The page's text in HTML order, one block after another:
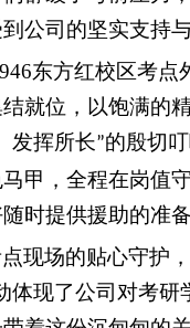
公司的坚实支持与
东方红校区考点
就位，以饱满的
发挥所长”的殷切
甲 ，全程在岗值
时提供援助的准
现场的贴心守护
体现了公司对考研